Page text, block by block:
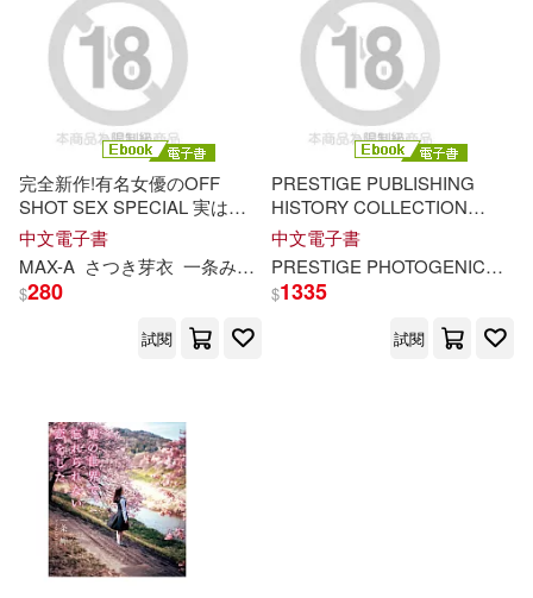
完全新作!有名女優のOFF
SHOT SEX SPECIAL 実はこ
んなプライベートSEXしてま
した。 Scene.
(電子書)
中文電子書
MAX-A さつき芽衣 一条みお 三田サクラ 佐藤ののか 冬愛こ
$280
試閱
PRESTIGE PUBLISHING
HISTORY COLLECTION
Vol.03 (電子書)
中文電子書
PRESTIGE PHOTOGENICS
$1335
試閱